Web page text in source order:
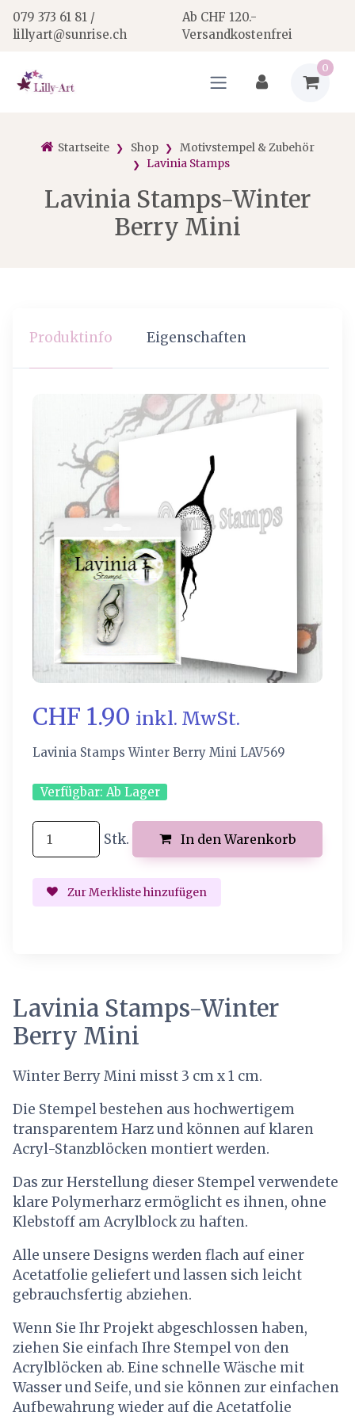
079 373 61 81 /
lillyart@sunrise.ch
Ab CHF 120.-
Versandkostenfrei
0
Startseite Shop
Motivstempel & Zubehör
Lavinia Stamps
Lavinia Stamps-Winter
Berry Mini
Produktinfo Eigenschaften
CHF 1.90 inkl. MwSt.
Lavinia Stamps Winter Berry Mini LAV569
Verfügbar: Ab Lager
Stk. In den Warenkorb
Zur Merkliste hinzufügen
Lavinia Stamps-Winter
Berry Mini
Winter Berry Mini misst 3 cm x 1 cm.
Die Stempel bestehen aus hochwertigem
transparentem Harz und können auf klaren
Acryl-Stanzblöcken montiert werden.
Das zur Herstellung dieser Stempel verwendete
klare Polymerharz ermöglicht es ihnen, ohne
Klebstoff am Acrylblock zu haften.
Alle unsere Designs werden flach auf einer
Acetatfolie geliefert und lassen sich leicht
gebrauchsfertig abziehen.
Wenn Sie Ihr Projekt abgeschlossen haben,
ziehen Sie einfach Ihre Stempel von den
Acrylblöcken ab. Eine schnelle Wäsche mit
Wasser und Seife, und sie können zur einfachen
Aufbewahrung wieder auf die Acetatfolie